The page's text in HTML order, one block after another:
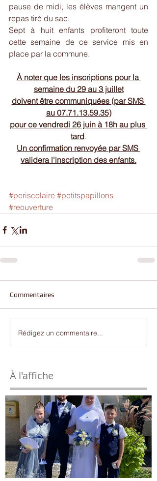
pause de midi, les élèves mangent un
repas tiré du sac.
Sept à huit enfants profiteront toute
cette semaine de ce service mis en
place par la commune.
À noter que les inscriptions pour la
semaine du 29 au 3 juillet
doivent être communiquées (par SMS
au 07.71.13.59.35)
pour ce vendredi 26 juin à 18h au plus
tard.
Un confirmation renvoyée par SMS
validera l'inscription des enfants.
#periscolaire #petitspapillons
#reouverture
Commentaires
Rédigez un commentaire...
À l'affiche